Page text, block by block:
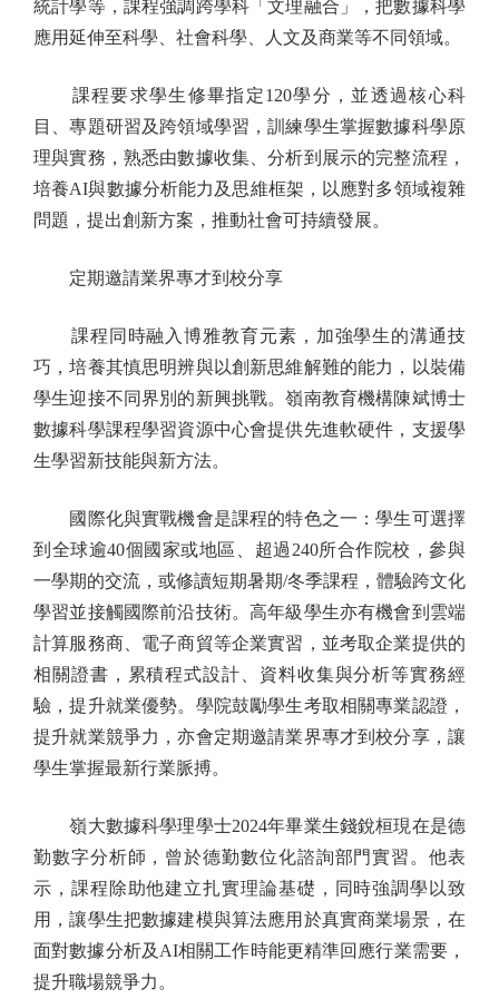
統計學等，課程強調跨學科「文理融合」，把數據科學
應用延伸至科學、社會科學、人文及商業等不同領域。
課程要求學生修畢指定120學分，並透過核心科
目、專題研習及跨領域學習，訓練學生掌握數據科學原
理與實務，熟悉由數據收集、分析到展示的完整流程，
培養AI與數據分析能力及思維框架，以應對多領域複雜
問題，提出創新方案，推動社會可持續發展。
定期邀請業界專才到校分享
課程同時融入博雅教育元素，加強學生的溝通技
巧，培養其慎思明辨與以創新思維解難的能力，以裝備
學生迎接不同界別的新興挑戰。嶺南教育機構陳斌博士
數據科學課程學習資源中心會提供先進軟硬件，支援學
生學習新技能與新方法。
國際化與實戰機會是課程的特色之一：學生可選擇
到全球逾40個國家或地區、超過240所合作院校，參與
一學期的交流，或修讀短期暑期/冬季課程，體驗跨文化
學習並接觸國際前沿技術。高年級學生亦有機會到雲端
計算服務商、電子商貿等企業實習，並考取企業提供的
相關證書，累積程式設計、資料收集與分析等實務經
驗，提升就業優勢。學院鼓勵學生考取相關專業認證，
提升就業競爭力，亦會定期邀請業界專才到校分享，讓
學生掌握最新行業脈搏。
嶺大數據科學理學士2024年畢業生錢銳桓現在是德
勤數字分析師，曾於德勤數位化諮詢部門實習。他表
示，課程除助他建立扎實理論基礎，同時強調學以致
用，讓學生把數據建模與算法應用於真實商業場景，在
面對數據分析及AI相關工作時能更精準回應行業需要，
提升職場競爭力。